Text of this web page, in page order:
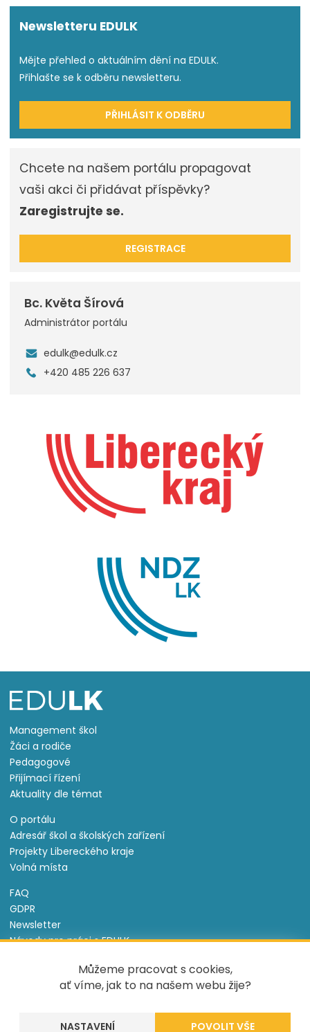
Můžeme pracovat s cookies,
ať víme, jak to na našem webu žije?
NASTAVENÍ
Newsletteru EDULK
Mějte přehled o aktuálním dění na EDULK.
Přihlašte se k odběru newsletteru.
PŘIHLÁSIT K ODBĚRU
Chcete na našem portálu propagovat
vaši akci či přidávat příspěvky?
Zaregistrujte se.
REGISTRACE
Bc. Květa Šírová
Administrátor portálu
edulk@edulk.cz
+420 485 226 637
Management škol
Žáci a rodiče
Pedagogové
Přijímací řízení
Aktuality dle témat
O portálu
Adresář škol a školských zařízení
Projekty Libereckého kraje
Volná místa
FAQ
GDPR
Newsletter
Návody pro práci s EDULK
Nastavení cookies
Informace o souborech cookie
Tento projekt je spolufinancován Evropským sociálním